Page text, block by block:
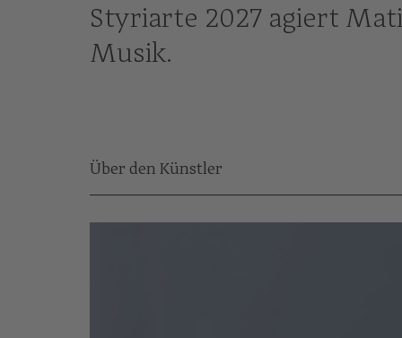
Styriarte 2027 agiert
Musik.
Über den Künstler